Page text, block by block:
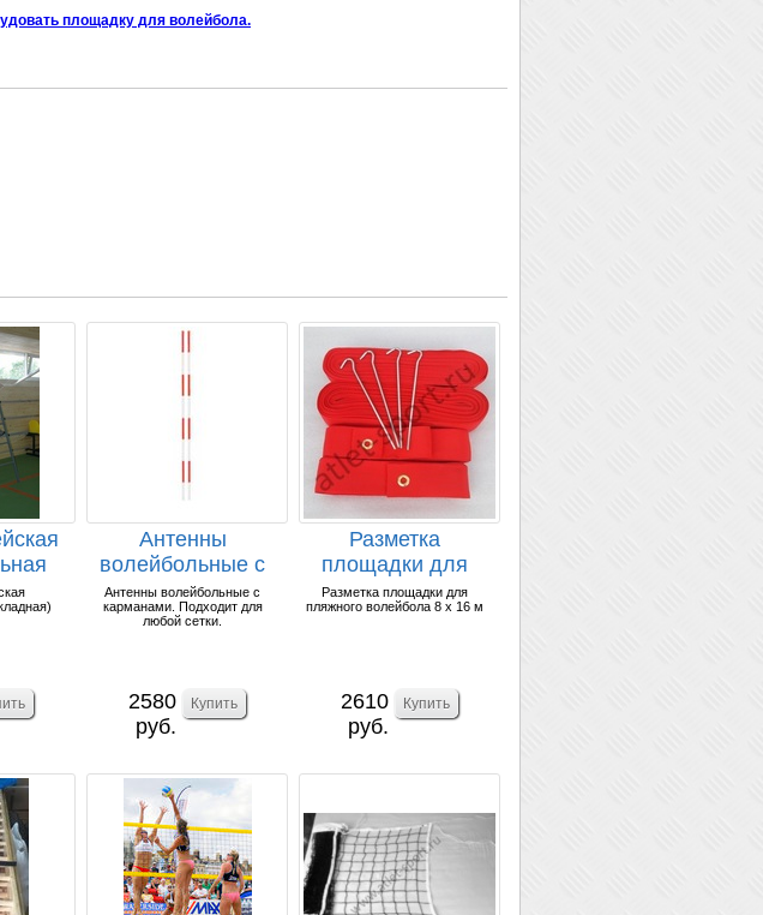
площадку для волейбола.
Антенны
волейбольные с
карманами
(комплект).
Антенны волейбольные с
карманами. Подходит для
любой сетки.
2580
руб.
Разметка
площадки для
пляжного
волейбола 8 х 16
Разметка площадки для
пляжного волейбола 8 х 16 м
2610
руб.